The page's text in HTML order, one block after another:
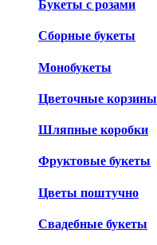
Букеты с розами
Сборные букеты
Монобукеты
Цветочные корзины
Шляпные коробки
Фруктовые букеты
Цветы поштучно
Свадебные букеты